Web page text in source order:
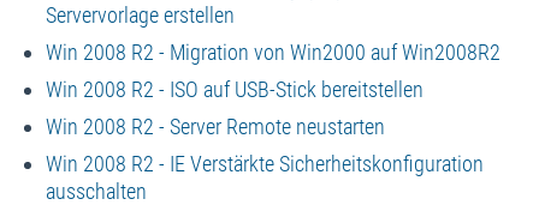
Servervorlage erstellen
Win 2008 R2 - Migration von Win2000 auf Win2008R2
Win 2008 R2 - ISO auf USB-Stick bereitstellen
Win 2008 R2 - Server Remote neustarten
Win 2008 R2 - IE Verstärkte Sicherheitskonfiguration
ausschalten